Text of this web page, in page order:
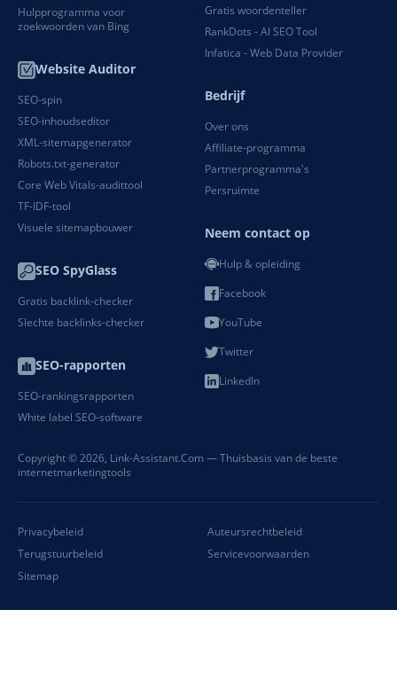
Hulpprogramma voor
zoekwoorden van Bing
Website Auditor
SEO-spin
SEO-inhoudseditor
XML-sitemapgenerator
Robots.txt-generator
Core Web Vitals-audittool
TF-IDF-tool
Visuele sitemapbouwer
SEO SpyGlass
Gratis backlink-checker
Slechte backlinks-checker
SEO-rapporten
SEO-rankingsrapporten
White label SEO-software
Gratis woordenteller
RankDots - AI SEO Tool
Infatica - Web Data Provider
Bedrijf
Over ons
Affiliate-programma
Partnerprogramma's
Persruimte
Neem contact op
Hulp & opleiding
Facebook
YouTube
Twitter
LinkedIn
Copyright © 2026, Link-Assistant.Com — Thuisbasis van de beste
internetmarketingtools
Privacybeleid
Auteursrechtbeleid
Terugstuurbeleid
Servicevoorwaarden
Sitemap